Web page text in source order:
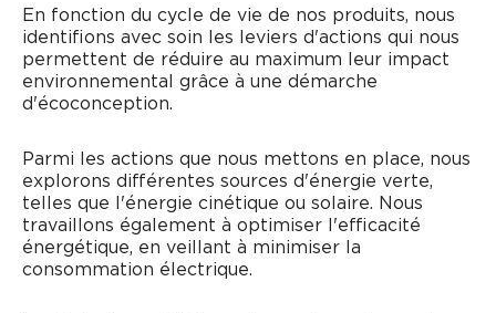
En fonction du cycle de vie de nos produits, nous
identifions avec soin les leviers d'actions qui nous
permettent de réduire au maximum leur impact
environnemental grâce à une démarche
d'écoconception.
Parmi les actions que nous mettons en place, nous
explorons différentes sources d'énergie verte,
telles que l'énergie cinétique ou solaire. Nous
travaillons également à optimiser l'efficacité
énergétique, en veillant à minimiser la
consommation électrique.